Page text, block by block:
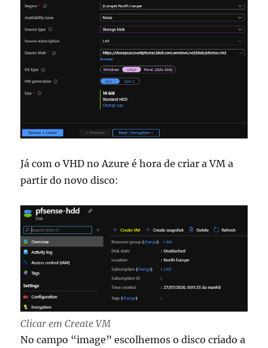
Já com o VHD no Azure é hora de criar a VM a
partir do novo disco:
Clicar em Create VM
No campo “image” escolhemos o disco criado a